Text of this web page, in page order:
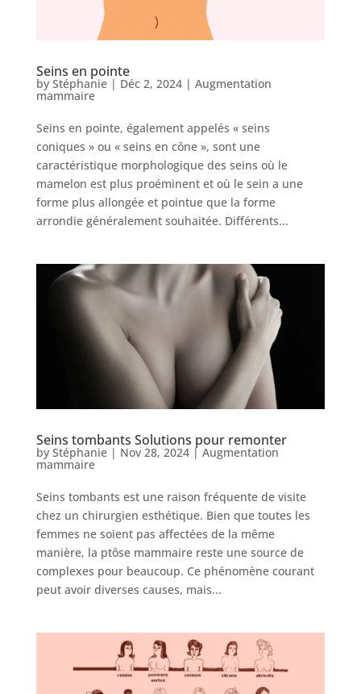
Nos
Tarifs
Nos
chirurgies
Obésité
Nos
chirurgiens
FAQ
Services
cliniques
Nos
articles
Avant
/
Après
Seins en pointe
by Stéphanie| Déc 2, 2024| Augmentation
mammaire
Seins en pointe, également appelés « seins
coniques » ou « seins en cône », sont une
caractéristique morphologique des seins où le
mamelon est plus proéminent et où le sein a une
forme plus allongée et pointue que la forme
arrondie généralement souhaitée. Différents...
Seins tombants Solutions pour remonter
by Stéphanie| Nov 28, 2024| Augmentation
mammaire
Seins tombants est une raison fréquente de visite
chez un chirurgien esthétique. Bien que toutes les
femmes ne soient pas affectées de la même
manière, la ptôse mammaire reste une source de
complexes pour beaucoup. Ce phénomène courant
peut avoir diverses causes, mais...